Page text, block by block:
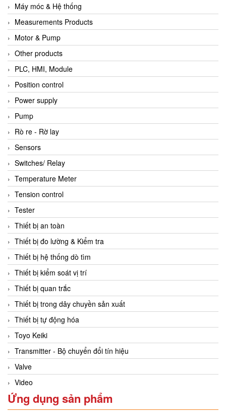
Máy móc & Hệ thống
Measurements Products
Motor & Pump
Other products
PLC, HMI, Module
Position control
Power supply
Pump
Rò re - Rờ lay
Sensors
Switches/ Relay
Temperature Meter
Tension control
Tester
Thiết bị an toàn
Thiết bị đo lường & Kiểm tra
Thiết bị hệ thống dò tìm
Thiết bị kiểm soát vị trí
Thiết bị quan trắc
Thiết bị trong dây chuyền sản xuất
Thiết bị tự động hóa
Toyo Keiki
Transmitter - Bộ chuyển đổi tín hiệu
Valve
Video
Ứng dụng sản phẩm